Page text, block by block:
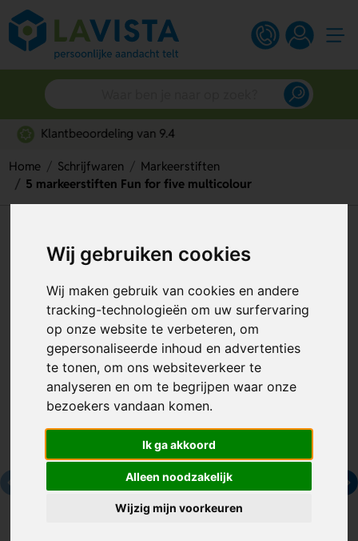
Wij gebruiken cookies
Wij maken gebruik van cookies en andere
tracking-technologieën om uw surfervaring
op onze website te verbeteren, om
gepersonaliseerde inhoud en advertenties
te tonen, om ons websiteverkeer te
analyseren en om te begrijpen waar onze
bezoekers vandaan komen.
Ik ga akkoord
Alleen noodzakelijk
Wijzig mijn voorkeuren
Snelle persoonlijke service
Home Schrijfwaren
Markeerstiften
5 markeerstiften Fun for five multicolour
multicolour
Artikelnummer: 47470